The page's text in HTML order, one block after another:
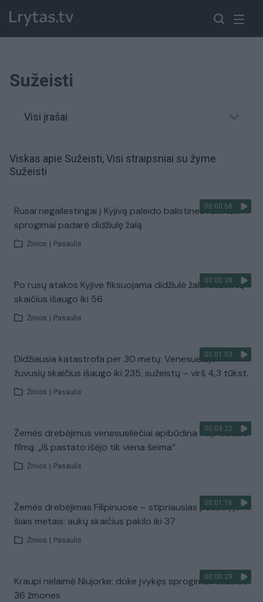
Sužeisti
Visi įrašai
Viskas apie Sužeisti, Visi straipsniai su žyme
Sužeisti
00:00:58
Rusai negailestingai į Kyjivą paleido balistines raketas:
sprogimai padarė didžiulę žalą
Žinios Pasaulis
00:00:38
Po rusų atakos Kyjive fiksuojama didžiulė žala: sužeistų
skaičius išaugo iki 56
Žinios Pasaulis
00:01:03
Didžiausia katastrofa per 30 metų: Venesueloje
žuvusių skaičius išaugo iki 235, sužeistų – virš 4,3 tūkst.
Žinios Pasaulis
00:03:22
Žemės drebėjimus venesueliečiai apibūdina kaip siaubo
filmą: „Iš pastato išėjo tik viena šeima“
Žinios Pasaulis
00:01:16
Žemės drebėjimas Filipinuose – stipriausias pasaulyje
šiais metais: aukų skaičius pakilo iki 37
Žinios Pasaulis
00:00:29
Kraupi nelaimė Niujorke: doke įvykęs sprogimas sužeidė
36 žmones